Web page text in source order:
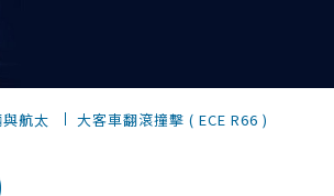
洗機多孔板流量分析
產品快速建模密技｜HyperMesh
二次開發卡關？
據挖掘工具 x 製程最佳化實務
其獨家 客製化程式 】
航太 大客車翻滾撞擊 ( ECE R66 )